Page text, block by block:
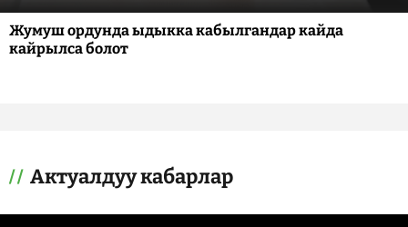
Жумуш ордунда ыдыкка кабылгандар кайда
кайрылса болот
Актуалдуу кабарлар